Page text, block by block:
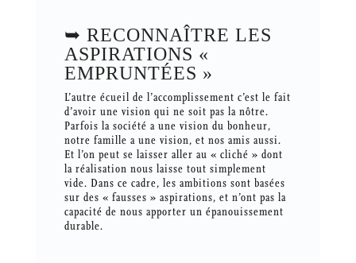
➥ RECONNAÎTRE LES
ASPIRATIONS «
EMPRUNTÉES »
L’autre écueil de l’accomplissement c’est le fait
d’avoir une vision qui ne soit pas la nôtre.
Parfois la société a une vision du bonheur,
notre famille a une vision, et nos amis aussi.
Et l’on peut se laisser aller au « cliché » dont
la réalisation nous laisse tout simplement
vide. Dans ce cadre, les ambitions sont basées
sur des « fausses » aspirations, et n’ont pas la
capacité de nous apporter un épanouissement
durable.